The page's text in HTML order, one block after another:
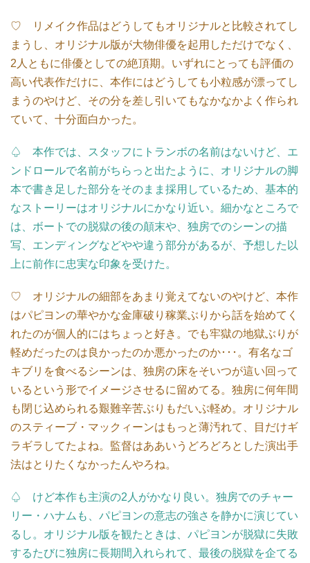
♡ リメイク作品はどうしてもオリジナルと比較されてし
まうし、オリジナル版が大物俳優を起用しただけでなく、
2人ともに俳優としての絶頂期。いずれにとっても評価の
高い代表作だけに、本作にはどうしても小粒感が漂ってし
まうのやけど、その分を差し引いてもなかなかよく作られ
ていて、十分面白かった。
♤ 本作では、スタッフにトランボの名前はないけど、エ
ンドロールで名前がちらっと出たように、オリジナルの脚
本で書き足した部分をそのまま採用しているため、基本的
なストーリーはオリジナルにかなり近い。細かなところで
は、ボートでの脱獄の後の顛末や、独房でのシーンの描
写、エンディングなどやや違う部分があるが、予想した以
上に前作に忠実な印象を受けた。
♡ オリジナルの細部をあまり覚えてないのやけど、本作
はパピヨンの華やかな金庫破り稼業ぶりから話を始めてく
れたのが個人的にはちょっと好き。でも牢獄の地獄ぶりが
軽めだったのは良かったのか悪かったのか･･･。有名なゴ
キブリを食べるシーンは、独房の床をそいつが這い回って
いるという形でイメージさせるに留めてる。独房に何年間
も閉じ込められる艱難辛苦ぶりもだいぶ軽め。オリジナル
のスティーブ・マックィーンはもっと薄汚れて、目だけギ
ラギラしてたよね。監督はああいうどろどろとした演出手
法はとりたくなかったんやろね。
♤ けど本作も主演の2人がかなり良い。独房でのチャー
リー・ハナムも、パピヨンの意志の強さを静かに演じてい
るし。オリジナル版を観たときは、パピヨンが脱獄に失敗
するたびに独房に長期間入れられて、最後の脱獄を企てる